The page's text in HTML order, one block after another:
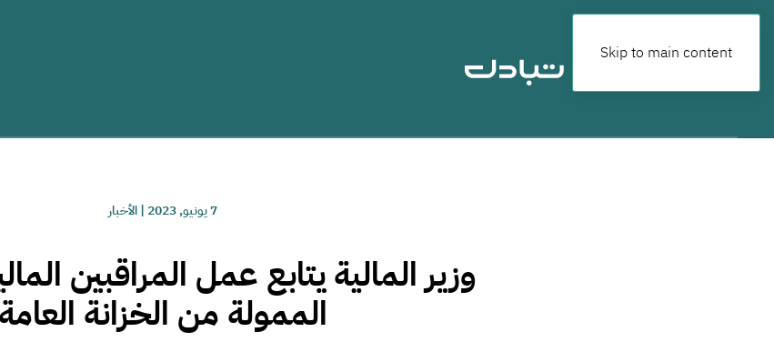
Skip to main content
7 يونيو, 2023 |الأخبار
وزير المالية يتابع عمل المراقبين
الممولة من الخزانة العامة